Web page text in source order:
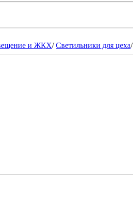
и ЖКХ/Светильники для цеха/